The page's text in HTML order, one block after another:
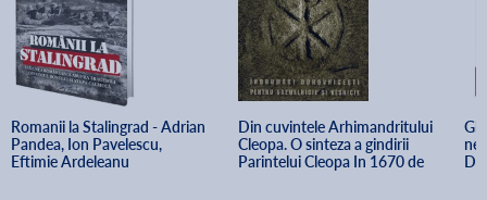
Romanii la Stalingrad - Adrian
Pandea, Ion Pavelescu,
Eftimie Ardeleanu
Din cuvintele Arhimandritului
Cleopa. O sinteza a gindirii
Parintelui Cleopa In 1670 de